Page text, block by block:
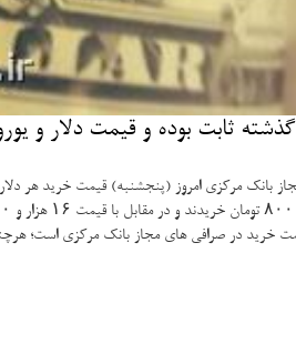
ثابت بوده و قیمت دلار و
امروز (پنجشنبه) قیمت خرید هر دلار آمریكا را ۱۵ هزار و ۴۰۰
خرید در صرافی های مجاز بانك مركزی است؛